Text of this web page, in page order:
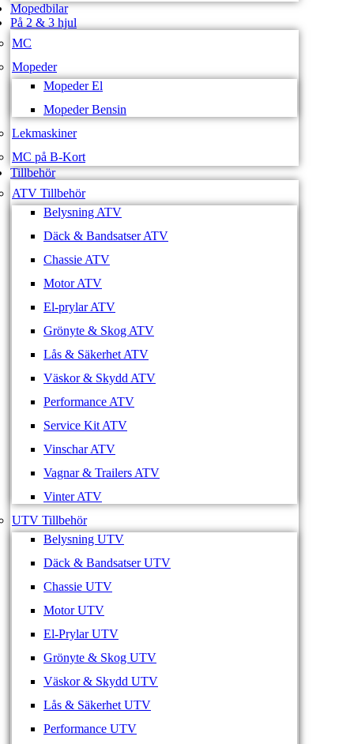
Mopedbilar
På 2 & 3 hjul
MC
Mopeder
Mopeder El
Mopeder Bensin
Lekmaskiner
MC på B-Kort
Tillbehör
ATV Tillbehör
Belysning ATV
Däck & Bandsatser ATV
Chassie ATV
Motor ATV
El-prylar ATV
Grönyte & Skog ATV
Lås & Säkerhet ATV
Väskor & Skydd ATV
Performance ATV
Service Kit ATV
Vinschar ATV
Vagnar & Trailers ATV
Vinter ATV
UTV Tillbehör
Belysning UTV
Däck & Bandsatser UTV
Chassie UTV
Motor UTV
El-Prylar UTV
Grönyte & Skog UTV
Väskor & Skydd UTV
Lås & Säkerhet UTV
Performance UTV